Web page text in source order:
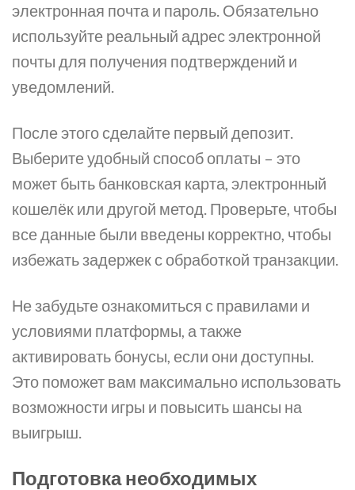
электронная почта и пароль. Обязательно
используйте реальный адрес электронной
почты для получения подтверждений и
уведомлений.
После этого сделайте первый депозит.
Выберите удобный способ оплаты – это
может быть банковская карта, электронный
кошелёк или другой метод. Проверьте, чтобы
все данные были введены корректно, чтобы
избежать задержек с обработкой транзакции.
Не забудьте ознакомиться с правилами и
условиями платформы, а также
активировать бонусы, если они доступны.
Это поможет вам максимально использовать
возможности игры и повысить шансы на
выигрыш.
Подготовка необходимых